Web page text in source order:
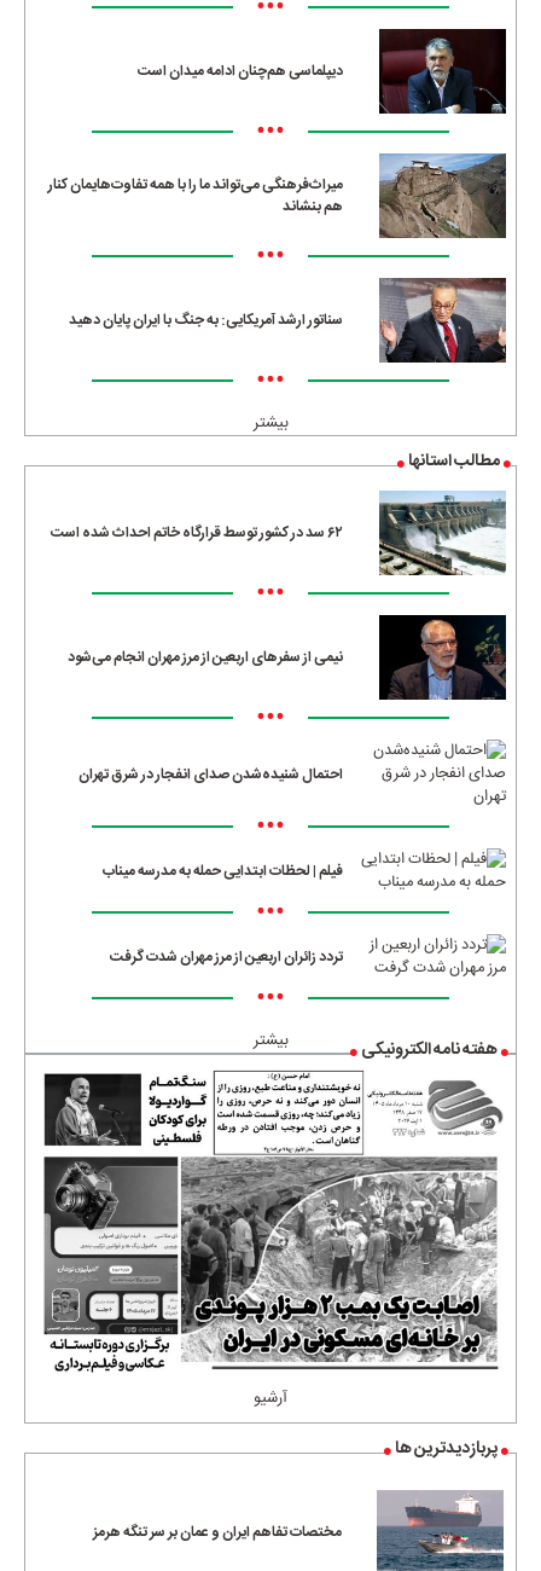
دیپلماسی هم‌چنان ادامه میدان است
•••
میراث‌فرهنگی می‌تواند ما را با همه تفاوت‌هایمان کنار
هم بنشاند
•••
سناتور ارشد آمریکایی: به جنگ با ایران پایان دهید
•••
بیشتر
مطالب استانها
۶۲ سد در کشور توسط قرارگاه خاتم احداث شده است
•••
نیمی از سفرهای اربعین از مرز مهران انجام می‌شود
•••
احتمال شنیده‌شدن صدای انفجار در شرق تهران
•••
فیلم | لحظات ابتدایی حمله به مدرسه میناب
•••
تردد زائران اربعین از مرز مهران شدت گرفت
•••
بیشتر هفته نامه الکترونیکی
آرشیو
پربازدیدترین ها
مختصات تفاهم ایران و عمان بر سر تنگه هرمز